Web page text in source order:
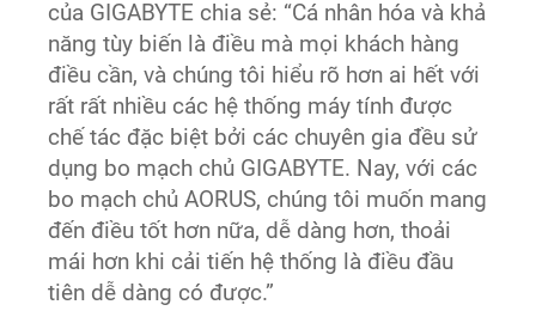
của GIGABYTE chia sẻ: “Cá nhân hóa và khả
năng tùy biến là điều mà mọi khách hàng
điều cần, và chúng tôi hiểu rõ hơn ai hết với
rất rất nhiều các hệ thống máy tính được
chế tác đặc biệt bởi các chuyên gia đều sử
dụng bo mạch chủ GIGABYTE. Nay, với các
bo mạch chủ AORUS, chúng tôi muốn mang
đến điều tốt hơn nữa, dễ dàng hơn, thoải
mái hơn khi cải tiến hệ thống là điều đầu
tiên dễ dàng có được.”